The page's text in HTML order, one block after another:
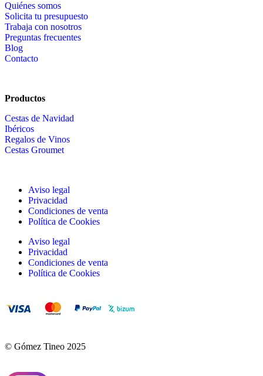
Quiénes somos
Solicita tu presupuesto
Trabaja con nosotros
Preguntas frecuentes
Blog
Contacto
Productos
Cestas de Navidad
Ibéricos
Regalos de Vinos
Cestas Groumet
Aviso legal
Privacidad
Condiciones de venta
Política de Cookies
Aviso legal
Privacidad
Condiciones de venta
Política de Cookies
© Gómez Tineo 2025